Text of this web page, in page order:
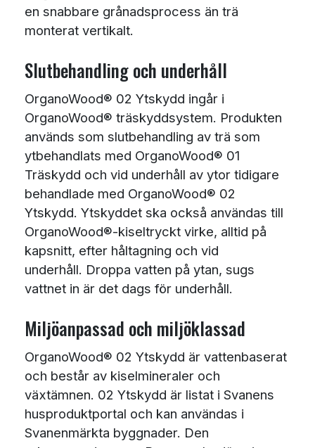
en snabbare grånadsprocess än trä
monterat vertikalt.
Slutbehandling och underhåll
OrganoWood® 02 Ytskydd ingår i
OrganoWood® träskyddsystem. Produkten
används som slutbehandling av trä som
ytbehandlats med OrganoWood® 01
Träskydd och vid underhåll av ytor tidigare
behandlade med OrganoWood® 02
Ytskydd. Ytskyddet ska också användas till
OrganoWood®-kiseltryckt virke, alltid på
kapsnitt, efter håltagning och vid
underhåll. Droppa vatten på ytan, sugs
vattnet in är det dags för underhåll.
Miljöanpassad och miljöklassad
OrganoWood® 02 Ytskydd är vattenbaserat
och består av kiselmineraler och
växtämnen. 02 Ytskydd är listat i Svanens
husproduktportal och kan användas i
Svanenmärkta byggnader. Den